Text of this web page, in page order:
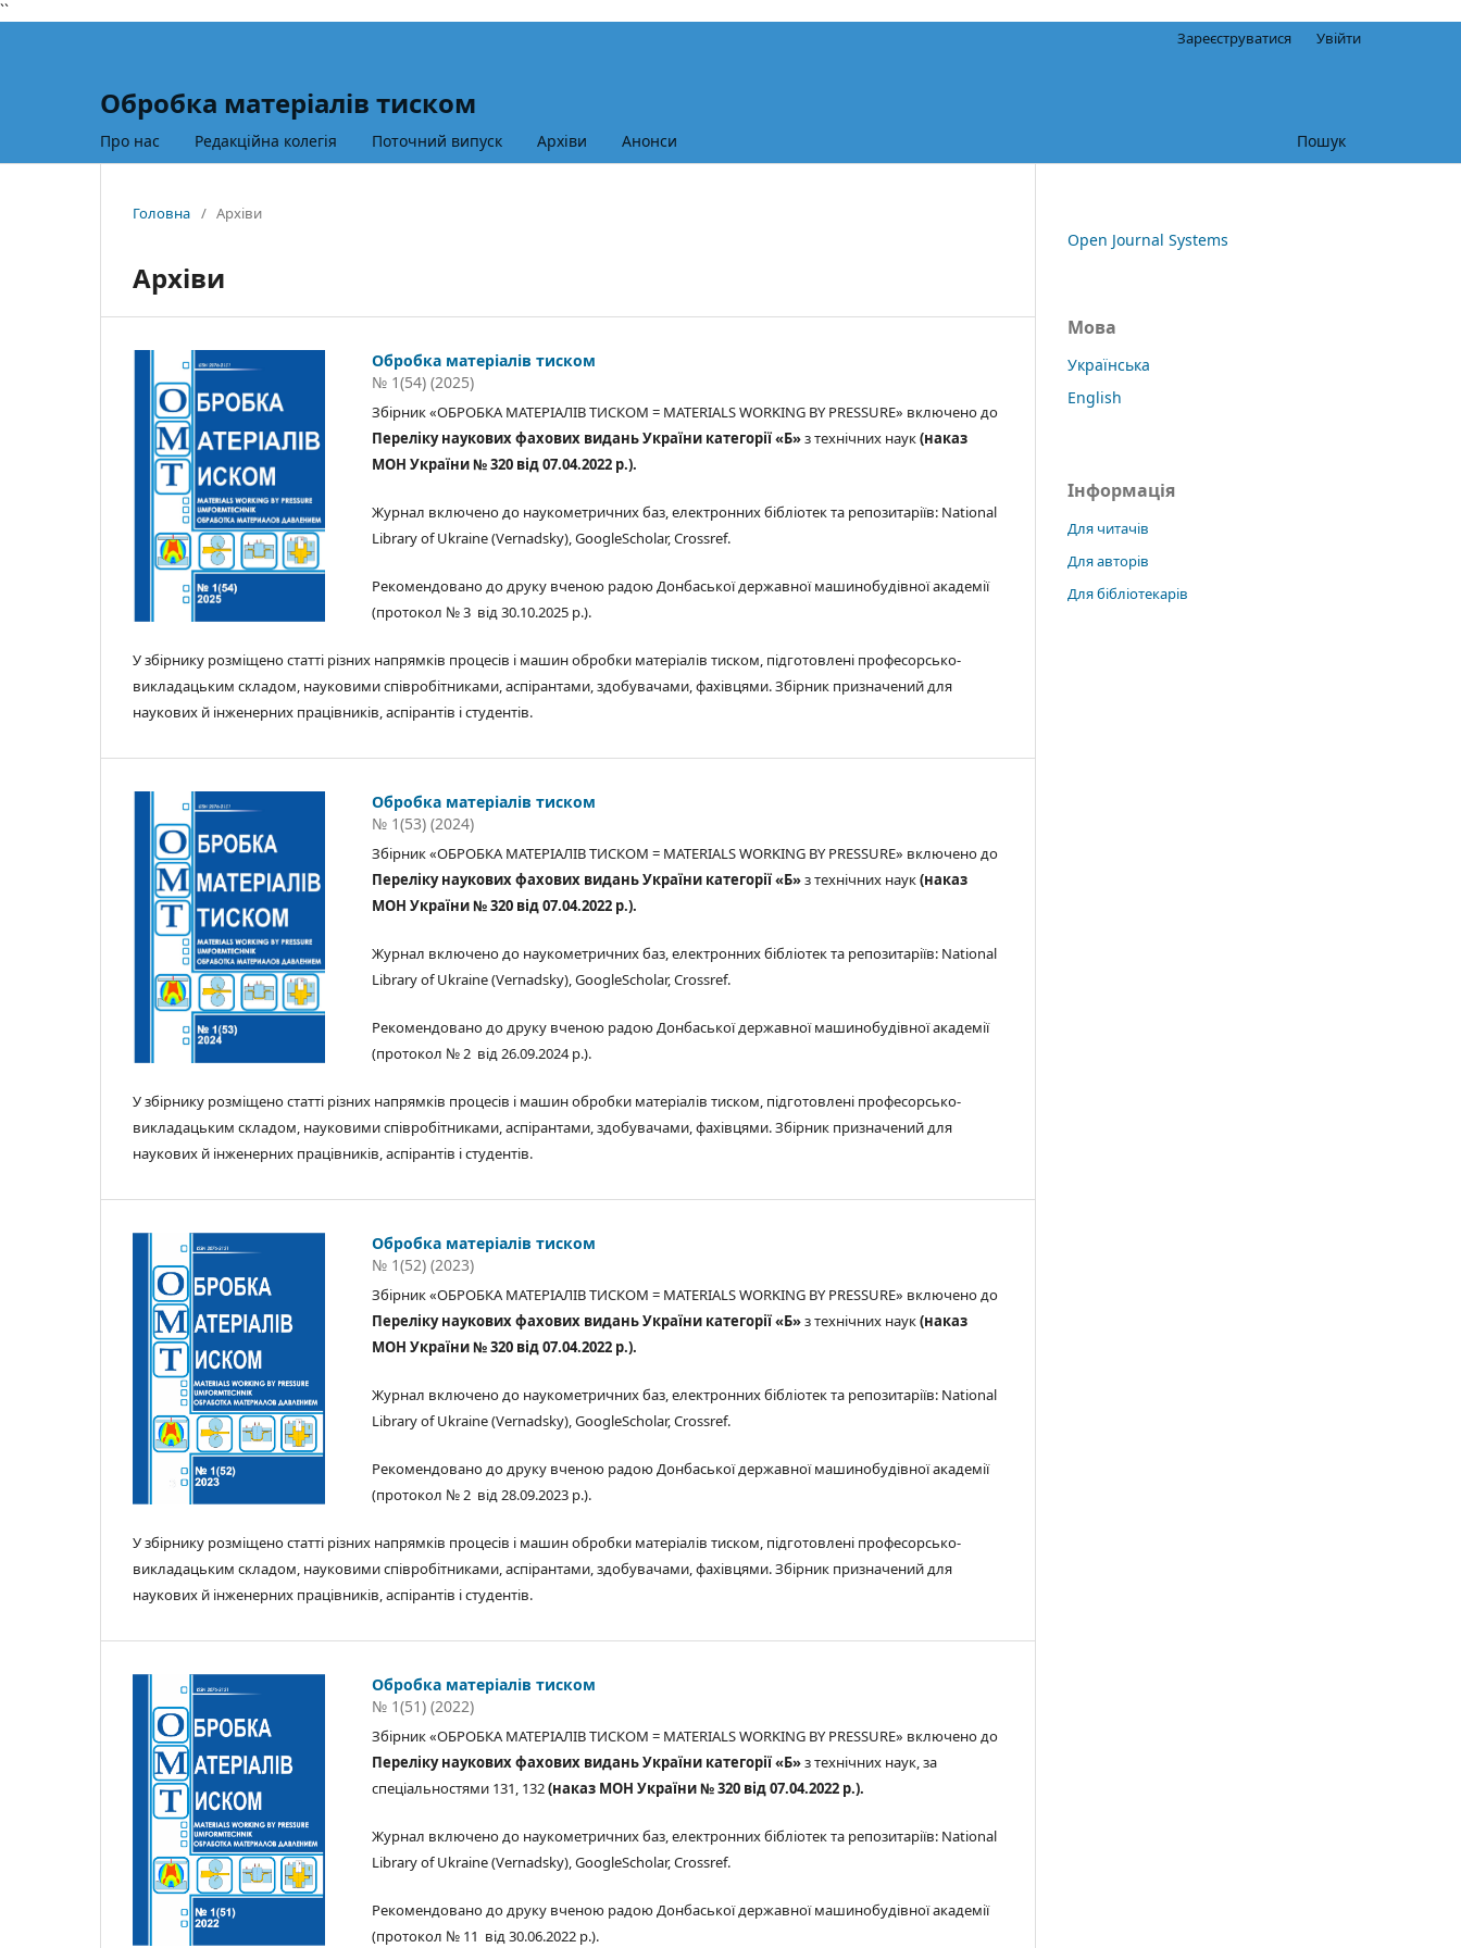
``
Обробка матеріалів тиском
Про нас Редакційна колегія Поточний випуск Архіви Анонси Пошук
Зареєструватися Увійти
Головна / Архіви
Архіви
Обробка матеріалів тиском
№ 1(54) (2025)
Збірник «ОБРОБКА МАТЕРІАЛІВ ТИСКОМ = MATERIALS WORKING BY PRESSURE» включено до
Переліку наукових фахових видань України категорії «Б»з технічних наук(наказ
МОН України № 320 від 07.04.2022 р.).
Журнал включено до наукометричних баз, електронних бібліотек та репозитаріїв: National
Library of Ukraine (Vernadsky), GoogleScholar, Crossref.
Рекомендовано до друку вченою радою Донбаської державної машинобудівної академії
(протокол № 3 від 30.10.2025 р.).
У збірнику розміщено статті різних напрямків процесів і машин обробки матеріалів тиском, підготовлені професорсько-
викладацьким складом, науковими співробітниками, аспірантами, здобувачами, фахівцями. Збірник призначений для
наукових й інженерних працівників, аспірантів і студентів.
Обробка матеріалів тиском
№ 1(53) (2024)
Збірник «ОБРОБКА МАТЕРІАЛІВ ТИСКОМ = MATERIALS WORKING BY PRESSURE» включено до
Переліку наукових фахових видань України категорії «Б»з технічних наук(наказ
МОН України № 320 від 07.04.2022 р.).
Журнал включено до наукометричних баз, електронних бібліотек та репозитаріїв: National
Library of Ukraine (Vernadsky), GoogleScholar, Crossref.
Рекомендовано до друку вченою радою Донбаської державної машинобудівної академії
(протокол № 2 від 26.09.2024 р.).
У збірнику розміщено статті різних напрямків процесів і машин обробки матеріалів тиском, підготовлені професорсько-
викладацьким складом, науковими співробітниками, аспірантами, здобувачами, фахівцями. Збірник призначений для
наукових й інженерних працівників, аспірантів і студентів.
Обробка матеріалів тиском
№ 1(52) (2023)
Збірник «ОБРОБКА МАТЕРІАЛІВ ТИСКОМ = MATERIALS WORKING BY PRESSURE» включено до
Переліку наукових фахових видань України категорії «Б»з технічних наук(наказ
МОН України № 320 від 07.04.2022 р.).
Журнал включено до наукометричних баз, електронних бібліотек та репозитаріїв: National
Library of Ukraine (Vernadsky), GoogleScholar, Crossref.
Рекомендовано до друку вченою радою Донбаської державної машинобудівної академії
(протокол № 2 від 28.09.2023 р.).
У збірнику розміщено статті різних напрямків процесів і машин обробки матеріалів тиском, підготовлені професорсько-
викладацьким складом, науковими співробітниками, аспірантами, здобувачами, фахівцями. Збірник призначений для
наукових й інженерних працівників, аспірантів і студентів.
Обробка матеріалів тиском
№ 1(51) (2022)
Збірник «ОБРОБКА МАТЕРІАЛІВ ТИСКОМ = MATERIALS WORKING BY PRESSURE» включено до
Переліку наукових фахових видань України категорії «Б»з технічних наук, за
спеціальностями 131, 132(наказ МОН України № 320 від 07.04.2022 р.).
Журнал включено до наукометричних баз, електронних бібліотек та репозитаріїв: National
Library of Ukraine (Vernadsky), GoogleScholar, Crossref.
Рекомендовано до друку вченою радою Донбаської державної машинобудівної академії
(протокол № 11 від 30.06.2022 р.).
Open Journal Systems
Мова
Українська
English
Інформація
Для читачів
Для авторів
Для бібліотекарів